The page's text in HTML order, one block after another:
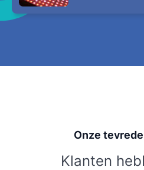
Onze
Klanten